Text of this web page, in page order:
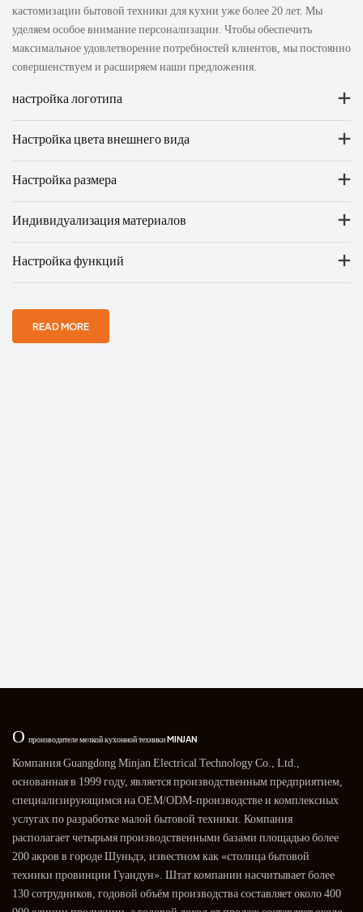
кастомизации бытовой техники для кухни уже более 20 лет. Мы
уделяем особое внимание персонализации. Чтобы обеспечить
максимальное удовлетворение потребностей клиентов, мы постоянно
совершенствуем и расширяем наши предложения.
настройка логотипа
Настройка цвета внешнего вида
Настройка размера
Индивидуализация материалов
Настройка функций
READ MORE
О производителе мелкой кухонной техники MINJAN
Компания Guangdong Minjan Electrical Technology Co., Ltd.,
основанная в 1999 году, является производственным предприятием,
специализирующимся на OEM/ODM-производстве и комплексных
услугах по разработке малой бытовой техники. Компания
располагает четырьмя производственными базами площадью более
200 акров в городе Шуньдэ, известном как «столица бытовой
техники провинции Гуандун». Штат компании насчитывает более
130 сотрудников, годовой объём производства составляет около 400